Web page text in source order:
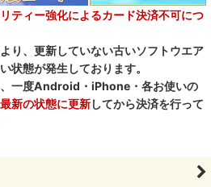
ティー強化によるカード決済不可につ
り、更新していない古いソフトウエア
状態が発生しております。
一度Android・iPhone・各お使いの
新の状態に更新してから決済を行って